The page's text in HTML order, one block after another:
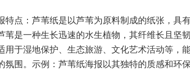
特点：芦苇纸是以芦苇为原料制成的纸张，具
苇是一种生长迅速的水生植物，其纤维长且坚
用于湿地保护、生态旅游、文化艺术活动等，
氛围。示例：芦苇纸海报以其独特的质感和环